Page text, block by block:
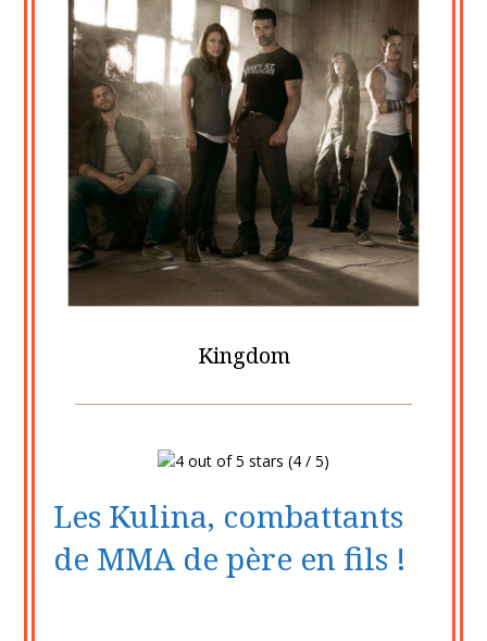
Kingdom
22
2020
(4 / 5)
Les Kulina, combattants
de MMA de père en fils !